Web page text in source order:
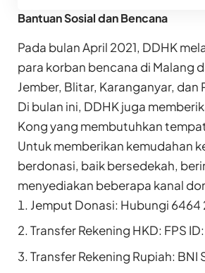
Bantuan Sosial dan Bencana
Pada bulan April 2021, DDHK
para korban bencana di Malang
Jember, Blitar, Karanganyar, dan
Di bulan ini, DDHK juga
Kong yang membutuhkan
Untuk memberikan kemudahan
berdonasi, baik bersedekah,
menyediakan beberapa kanal
Jemput Donasi: Hubungi 6464
Transfer Rekening HKD: FPS
Transfer Rekening Rupiah: